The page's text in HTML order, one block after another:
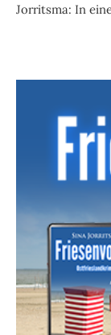
Jorritsma: In